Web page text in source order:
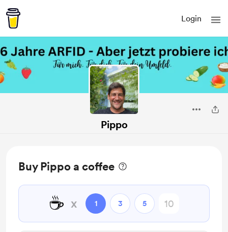
Login
Pippo
Buy Pippo a coffee
☕ x 1 3 5